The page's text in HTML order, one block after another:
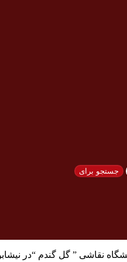
جستجو برای
نقاشی ” گل گندم “در